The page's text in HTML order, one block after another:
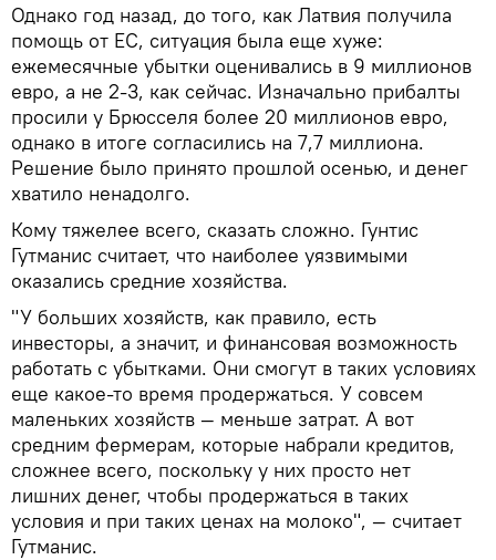
Однако год назад, до того, как Латвия получила
помощь от ЕС, ситуация была еще хуже:
ежемесячные убытки оценивались в 9 миллионов
евро, а не 2-3, как сейчас. Изначально прибалты
просили у Брюсселя более 20 миллионов евро,
однако в итоге согласились на 7,7 миллиона.
Решение было принято прошлой осенью, и денег
хватило ненадолго.
Кому тяжелее всего, сказать сложно. Гунтис
Гутманис считает, что наиболее уязвимыми
оказались средние хозяйства.
"У больших хозяйств, как правило, есть
инвесторы, а значит, и финансовая возможность
работать с убытками. Они смогут в таких условиях
еще какое-то время продержаться. У совсем
маленьких хозяйств — меньше затрат. А вот
средним фермерам, которые набрали кредитов,
сложнее всего, поскольку у них просто нет
лишних денег, чтобы продержаться в таких
условия и при таких ценах на молоко", — считает
Гутманис.